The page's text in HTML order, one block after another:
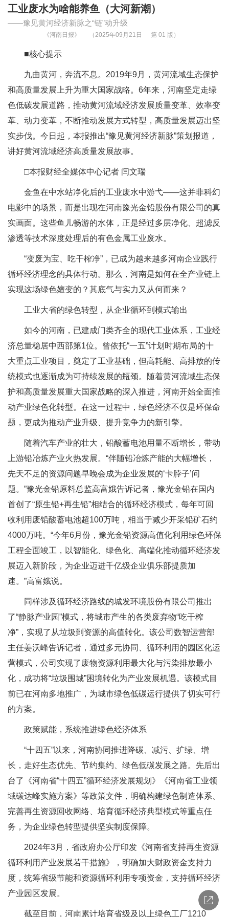
工业废水为啥能养鱼（大河新潮）
——豫见黄河经济新脉之“链”动升级
《河南日报》 （2025年09月21日 第 01 版）
■核心提示
九曲黄河，奔流不息。2019年9月，黄河流域生态保护
和高质量发展上升为重大国家战略。6年来，河南坚定走绿
色低碳发展道路，推动黄河流域经济发展质量变革、效率变
革、动力变革，不断推动发展方式转型，高质量发展迈出坚
实步伐。今日起，本报推出“豫见黄河经济新脉”策划报道，
讲好黄河流域经济高质量发展故事。
□本报财经全媒体中心记者 闫文瑞
金鱼在中水站净化后的工业废水中游弋——这并非科幻
电影中的场景，而是出现在河南豫光金铅股份有限公司的真
实画面。这些鱼儿畅游的水体，正是经过多层净化、超滤反
渗透等技术深度处理后的有色金属工业废水。
“变废为宝、吃干榨净”，已成为越来越多河南企业践行
循环经济理念的具体行动。那么，河南是如何在全产业链上
实现这场绿色嬗变的？其底气与实力又从何而来？
工业大省的绿色转型，从企业循环到模式输出
如今的河南，已建成门类齐全的现代工业体系，工业经
济总量稳居中西部第1位。曾依托“一五”计划时期布局的十
大重点工业项目，奠定了工业基础，但高耗能、高排放的传
统模式也逐渐成为可持续发展的瓶颈。随着黄河流域生态保
护和高质量发展重大国家战略的深入推进，河南开始全面推
动产业绿色化转型。在这一过程中，绿色经济不仅是环保命
题，更成为推动产业升级、提升竞争力的新引擎。
随着汽车产业的壮大，铅酸蓄电池用量不断增长，带动
上游铅冶炼产业火热发展。“伴随铅冶炼产能的大幅增长，
先天不足的资源问题早晚会成为企业发展的‘卡脖子’问
题。”豫光金铅原料总监高富娥告诉记者，豫光金铅在国内
首创了“原生铅+再生铅”相结合的循环经济模式，每年可回
收利用废铅酸蓄电池超100万吨，相当于减少开采铅矿石约
4000万吨。“今年6月份，豫光金铅资源高值化利用绿色环保
工程全面竣工，以智能化、绿色化、高端化推动循环经济发
展迈入新阶段，为企业迈进千亿级企业俱乐部提质加
速。”高富娥说。
同样涉及循环经济路线的城发环境股份有限公司推出
了“静脉产业园”模式，将城市产生的各类废弃物“吃干榨
净”，实现了从垃圾到资源的高值转化。该公司数智运营部
主任姜沃峰告诉记者，通过多元协同、循环利用的园区化运
营模式，公司实现了废物资源利用最大化与污染排放最小
化，成功将“垃圾围城”困境转化为产业发展机遇。该模式目
前已在河南多地推广，为城市绿色低碳运行提供了切实可行
的方案。
政策赋能，系统推进绿色经济体系
“十四五”以来，河南协同推进降碳、减污、扩绿、增
长，走好生态优先、节约集约、绿色低碳发展之路。先后出
台了《河南省“十四五”循环经济发展规划》《河南省工业领
域碳达峰实施方案》等政策文件，明确构建绿色制造体系、
完善再生资源回收网络、培育循环经济典型模式等重点任
务，为企业绿色转型提供坚实制度保障。
2024年3月，省政府办公厅印发《河南省支持再生资源
循环利用产业发展若干措施》，明确加大财政资金支持力
度，统筹省级节能和资源循环利用专项资金，支持循环经济
产业园区发展。
截至目前，河南累计培育省级及以上绿色工厂1210